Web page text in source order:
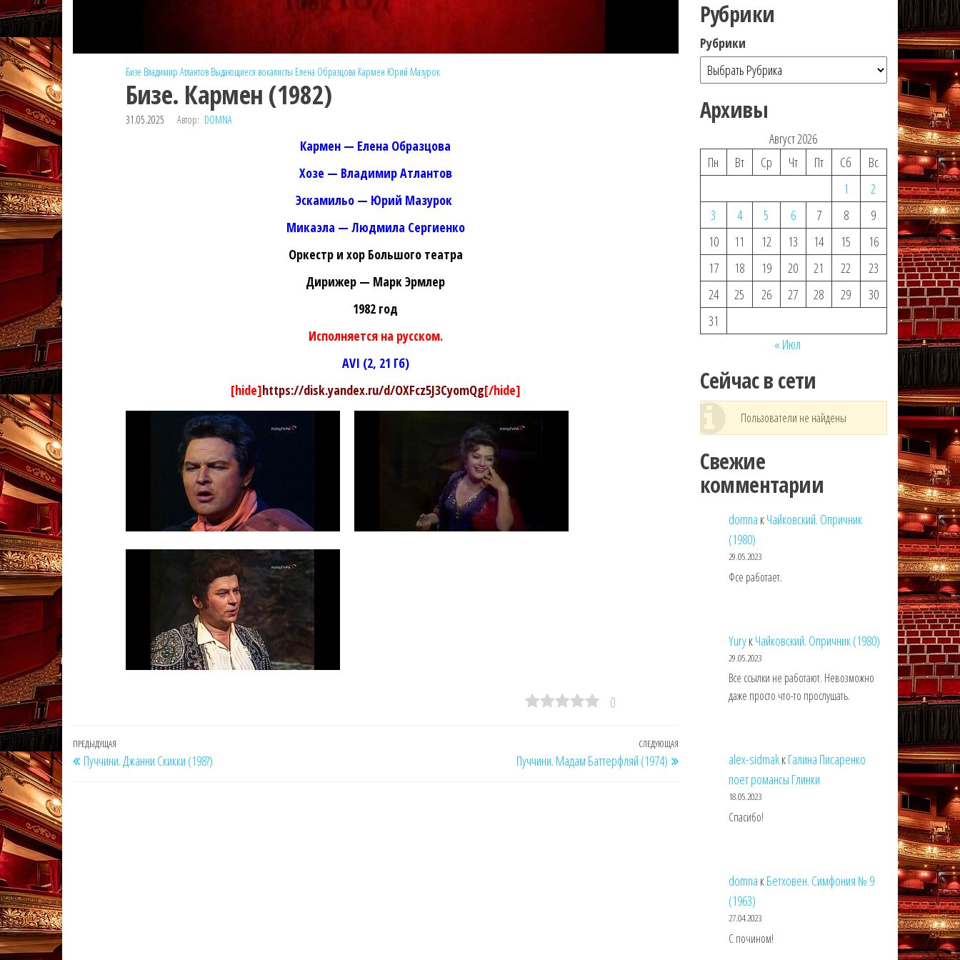
Бизе Владимир Атлантов Выдающиеся вокалисты Елена Образцова Кармен Юрий Мазурок
Бизе. Кармен (1982)
31.05.2025 Автор: DOMNA
Кармен — Елена Образцова
Хозе — Владимир Атлантов
Эскамильо — Юрий Мазурок
Микаэла — Людмила Сергиенко
Оркестр и хор Большого театра
Дирижер — Марк Эрмлер
1982 год
Исполняется на русском.
AVI (2, 21 Гб)
[hide]https://disk.yandex.ru/d/OXFcz5J3CyomQg[/hide]
0
Навигация
по
Предыдущая
запись
ПРЕДЫДУЩАЯ
Пуччини. Джанни Скикки (198?)
Следующая
запись
СЛЕДУЮЩАЯ
Пуччини. Мадам Баттерфляй (1974)
Рубрики
Рубрики
Архивы
Август 2026
Пн
Вт Ср Чт Пт Сб
Вс
1
2
3
4 5 6 7 8
9
10
11 12 13 14 15
16
17
18 19 20 21 22
23
24
25 26 27 28 29
30
31
« Июл
Сейчас в сети
Пользователи не найдены
Свежие
комментарии
domna кЧайковский. Опричник
(1980)
29.05.2023
Фсе работает.
YuryкЧайковский. Опричник (1980)
29.05.2023
Все ссылки не работают. Невозможно
даже просто что-то прослушать.
alex-sidmakкГалина Писаренко
поет романсы Глинки
18.05.2023
Спасибо!
domna кБетховен. Симфония № 9
(1963)
27.04.2023
С почином!